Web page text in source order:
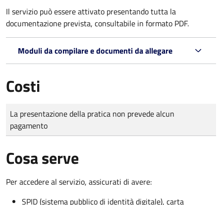
Il servizio può essere attivato presentando tutta la
documentazione prevista, consultabile in formato PDF.
Moduli da compilare e documenti da allegare
Costi
Tipo di pagamento
Importo
La presentazione della pratica non prevede alcun
pagamento
Cosa serve
Per accedere al servizio, assicurati di avere:
SPID (sistema pubblico di identità digitale), carta